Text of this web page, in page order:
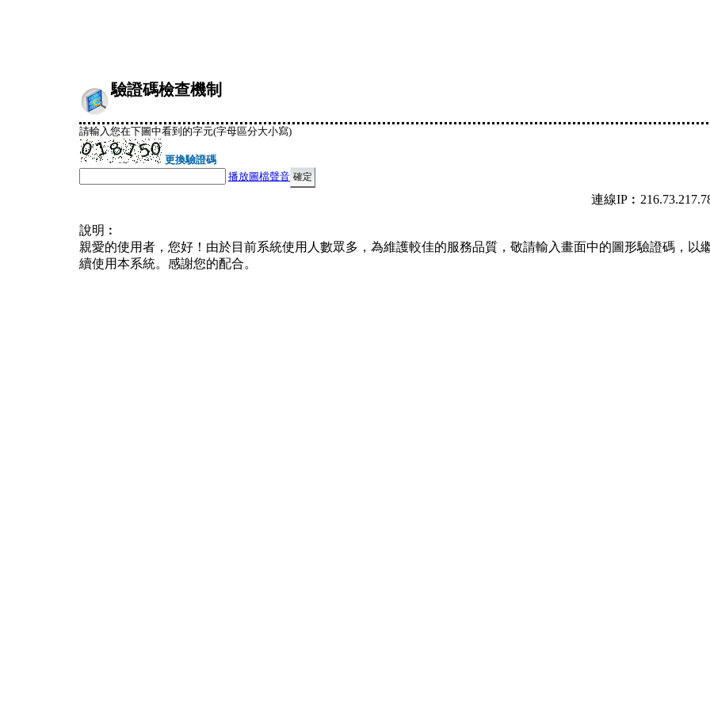
驗證碼檢查機制
請輸入您在下圖中看到的字元(字母區分大小寫)
更換驗證碼
播放圖檔聲音
連線
說明︰
親愛的使用者，您好！由於目前系統使用人數眾多，為維護較佳的服務品質，敬請輸入畫面中的圖形驗證碼，以
續使用本系統。感謝您的配合。